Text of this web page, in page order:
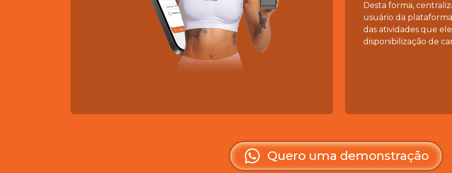
Desta forma,
usuário da
das atividades que
disponibilização de
Quero uma demonstração